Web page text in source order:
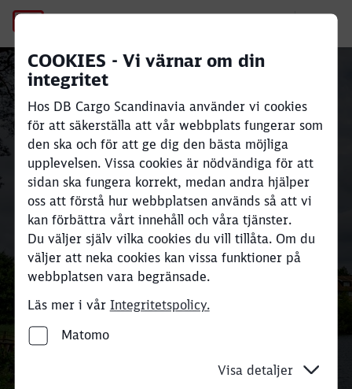
Esbjerg
COOKIES - Vi värnar om din
integritet
Hos DB Cargo Scandinavia använder vi cookies
för att säkerställa att vår webbplats fungerar som
den ska och för att ge dig den bästa möjliga
upplevelsen. Vissa cookies är nödvändiga för att
sidan ska fungera korrekt, medan andra hjälper
oss att förstå hur webbplatsen används så att vi
kan förbättra vårt innehåll och våra tjänster.
Du väljer själv vilka cookies du vill tillåta. Om du
väljer att neka cookies kan vissa funktioner på
webbplatsen vara begränsade.
Läs mer i vår Integritetspolicy.
Matomo
Visa detaljer
Godstransport på
järnväg mellan
Skandinavien och
Europa
Upp till 80 % lägreCO2e-utsläpp.
Ett tåg kan ersätta upp till 52
lastbilar. Upp till 2 300 ton per
tåg.